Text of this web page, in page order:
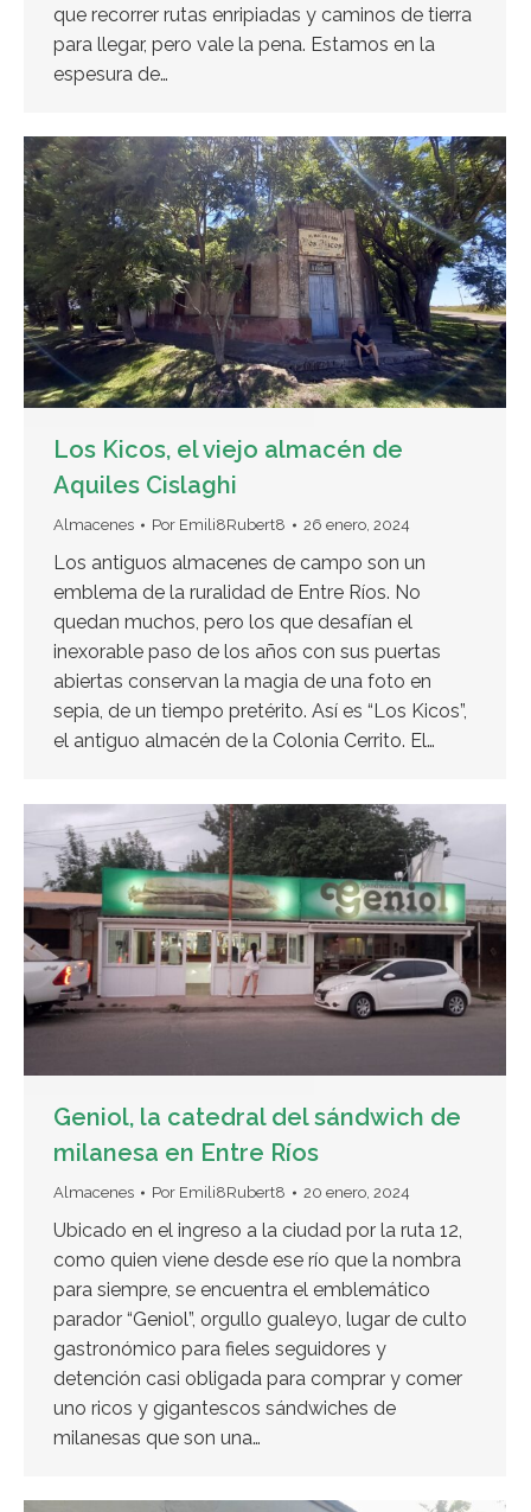
que recorrer rutas enripiadas y caminos de tierra
para llegar, pero vale la pena. Estamos en la
espesura de…
Los Kicos, el viejo almacén de
Aquiles Cislaghi
Almacenes Por Emili8Rubert8 26 enero, 2024
Los antiguos almacenes de campo son un
emblema de la ruralidad de Entre Ríos. No
quedan muchos, pero los que desafían el
inexorable paso de los años con sus puertas
abiertas conservan la magia de una foto en
sepia, de un tiempo pretérito. Así es “Los Kicos”,
el antiguo almacén de la Colonia Cerrito. El…
Geniol, la catedral del sándwich de
milanesa en Entre Ríos
Almacenes Por Emili8Rubert8 20 enero, 2024
Ubicado en el ingreso a la ciudad por la ruta 12,
como quien viene desde ese río que la nombra
para siempre, se encuentra el emblemático
parador “Geniol”, orgullo gualeyo, lugar de culto
gastronómico para fieles seguidores y
detención casi obligada para comprar y comer
uno ricos y gigantescos sándwiches de
milanesas que son una…